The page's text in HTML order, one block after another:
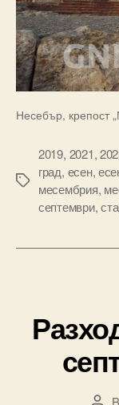
Несебър, крепост
Tags
2019, 2021,
град, есен,
месембрия,
септември,